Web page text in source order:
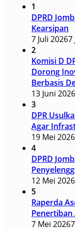
1
DPRD
Kearsipan
7 Juli 20267
2
Komisi D
Dorong
Berbasis
13 Juni 2026
3
DPR
Agar
19 Mei 2026
4
DPRD
12 Mei 2026
5
Raperda
Penertiban
7 Mei 2026